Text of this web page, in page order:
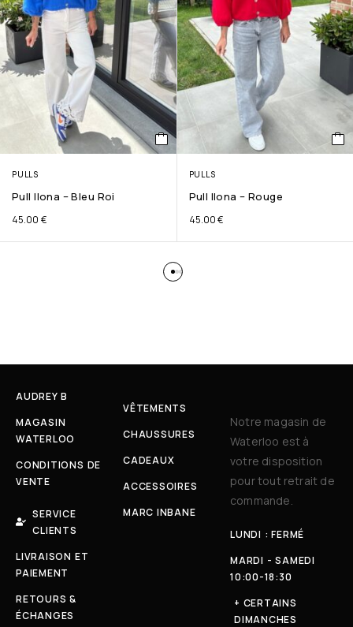
PULLS
Pull Ilona – Bleu Roi
45.00 €
PULLS
Pull Ilona – Rouge
45.00€
AUDREY B
MAGASIN
WATERLOO
CONDITIONS DE
VENTE
SERVICE
CLIENTS
LIVRAISON ET
PAIEMENT
RETOURS &
ÉCHANGES
VÊTEMENTS
CHAUSSURES
CADEAUX
ACCESSOIRES
MARC INBANE
Notre magasin de
Waterloo est à
votre disposition
pour tout retrait de
commande.
LUNDI : FERMÉ
MARDI - SAMEDI
10:00-18:30
+ CERTAINS
DIMANCHES